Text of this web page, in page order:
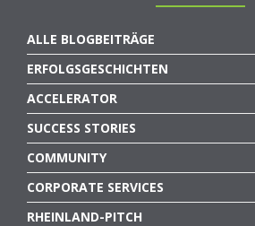
ALLE BLOGBEITRÄGE
ERFOLGSGESCHICHTEN
ACCELERATOR
SUCCESS STORIES
COMMUNITY
CORPORATE SERVICES
RHEINLAND-PITCH